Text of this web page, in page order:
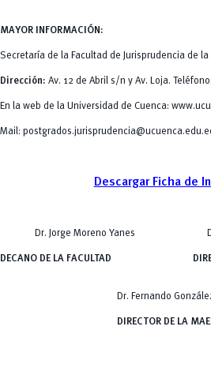
MAYOR INFORMACIÓN:
Secretaría de la Facultad de Jurisprudencia de
Dirección: Av. 12 de Abril s/n y Av. Loja.
En la web de la Universidad de Cuenca:
Mail:
Descargar Ficha de
Dr. Jorge Moreno Yanes
DECANO DE LA FACULTAD
Dr. Fernando
DIRECTOR DE LA